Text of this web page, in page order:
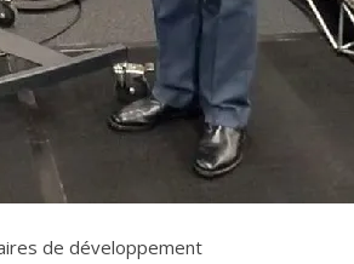
de développement